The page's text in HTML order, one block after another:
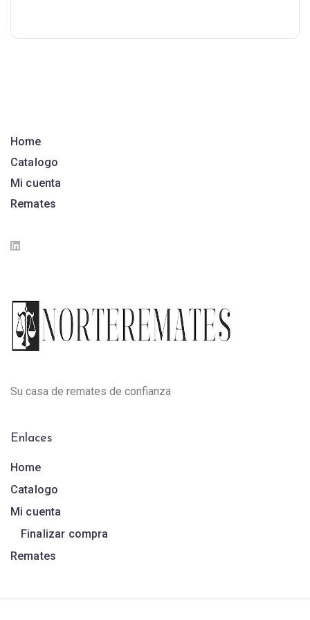
Home
Catalogo
Mi cuenta
Remates
Su casa de remates de confianza
Enlaces
Home
Catalogo
Mi cuenta
Finalizar compra
Remates